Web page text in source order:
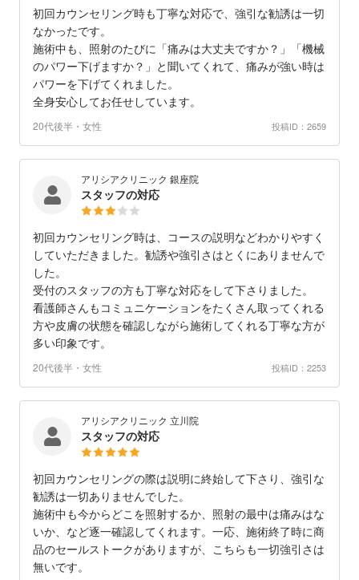
初回カウンセリング時も丁寧な対応で、強引な勧誘は一切
なかったです。
施術中も、照射のたびに「痛みは大丈夫ですか？」「機械
のパワー下げますか？」と聞いてくれて、痛みが強い時は
パワーを下げてくれました。
全身安心してお任せしています。
20代後半・女性 投稿ID：2659
アリシアクリニック 銀座院
スタッフの対応
初回カウンセリング時は、コースの説明などわかりやすく
していただきました。勧誘や強引さはとくにありませんで
した。
受付のスタッフの方も丁寧な対応をして下さりました。
看護師さんもコミュニケーションをたくさん取ってくれる
方や皮膚の状態を確認しながら施術してくれる丁寧な方が
多い印象です。
20代後半・女性 投稿ID：2253
アリシアクリニック 立川院
スタッフの対応
初回カウンセリングの際は説明に終始して下さり、強引な
勧誘は一切ありませんでした。
施術中も今からどこを照射するか、照射の最中は痛みはな
いか、など逐一確認してくれます。一応、施術終了時に商
品のセールストークがありますが、こちらも一切強引さは
無いです。